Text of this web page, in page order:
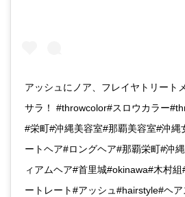
アッシュにノア、フレイヤトリート
サラ！ #throwcolor#スロウカラー
#栄町#沖縄美容室#那覇美容室#沖縄
ートヘア#ロングヘア#那覇栄町#沖
ィアムヘア#首里城#okinawa#木村
ートレート#アッシュ#hairstyle#ヘア